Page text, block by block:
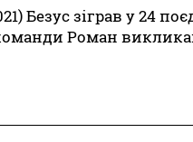
Безус зіграв у 24
Роман